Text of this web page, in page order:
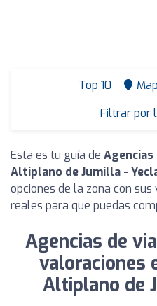
Top 10
Filtrar por
Esta es tu guía de Agencias
Altiplano de Jumilla -
opciones de la zona con
reales para que puedas
Agencias de
valoraciones
Altiplano de